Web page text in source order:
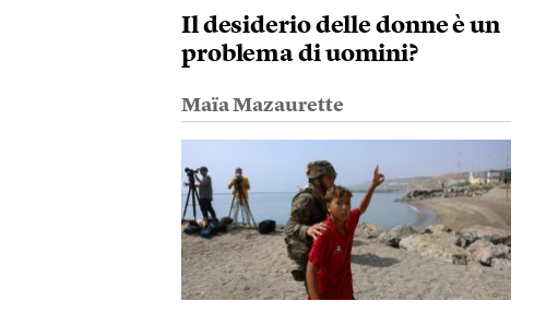
Il desiderio delle donne è un
problema di uomini?
Maïa Mazaurette